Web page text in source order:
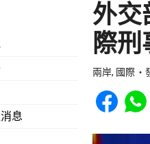
息
外交
際
兩岸, 國際
Share to